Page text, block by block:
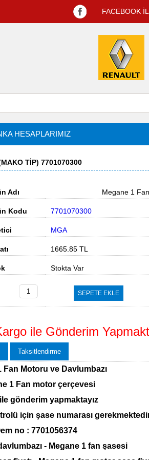
FACEBOOK
HESAPLARIMIZ
TIP) 7701070300
Adı Megane 1 Fan
Kodu 7701070300
MGA
1665.85 TL
Stokta Var
SEPETE EKLE
ile Gönderim
Taksitlendirme
Fan Motoru ve Davlumbazı
1 Fan motor çerçevesi
gönderim yapmaktayız
için şase numarası
no : 7701056374
- Megane 1 fan şasesi